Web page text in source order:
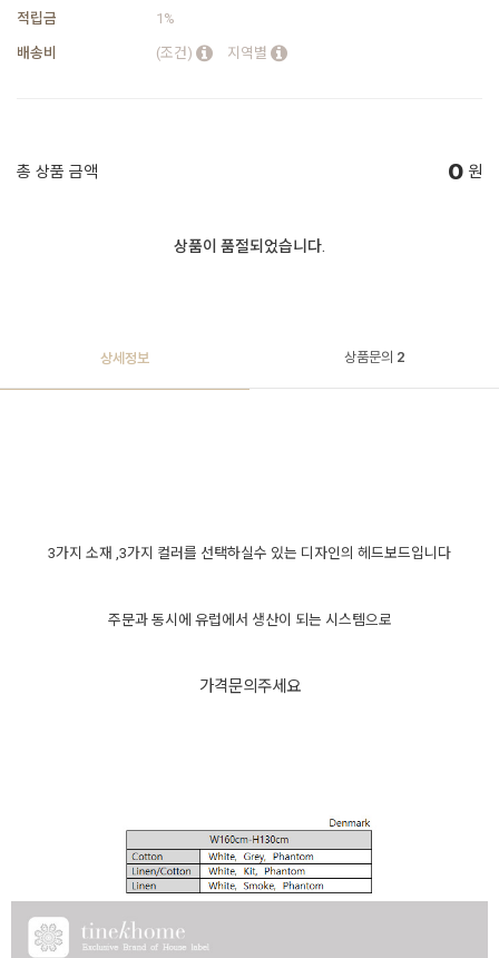
적립금
1%
배송비
(조건) 지역별
총 상품 금액 0 원
상품이 품절되었습니다.
상세정보 상품문의 2
3가지 소재 ,3가지 컬러를 선택하실수 있는 디자인의 헤드보드입니다
주문과 동시에 유럽에서 생산이 되는 시스템으로
가격문의주세요